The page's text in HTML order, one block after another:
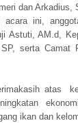
dan Arkadius,
ini,
Astuti, AM.d,
serta Camat
atas
ikan dan